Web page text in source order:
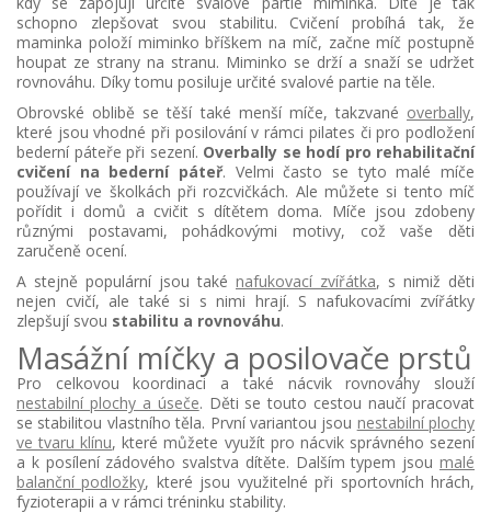
schopno zlepšovat svou stabilitu. Cvičení probíhá tak, že
maminka položí miminko bříškem na míč, začne míč postupně
houpat ze strany na stranu. Miminko se drží a snaží se udržet
rovnováhu. Díky tomu posiluje určité svalové partie na těle.
Obrovské oblibě se těší také menší míče, takzvané overbally,
které jsou vhodné při posilování v rámci pilates či pro podložení
bederní páteře při sezení. Overbally se hodí pro rehabilitační
cvičení na bederní páteř. Velmi často se tyto malé míče
používají ve školkách při rozcvičkách. Ale můžete si tento míč
pořídit i domů a cvičit s dítětem doma. Míče jsou zdobeny
různými postavami, pohádkovými motivy, což vaše děti
zaručeně ocení.
A stejně populární jsou také nafukovací zvířátka, s nimiž děti
nejen cvičí, ale také si s nimi hrají. S nafukovacími zvířátky
zlepšují svou stabilitu a rovnováhu.
Masážní míčky a posilovače prstů
Pro celkovou koordinaci a také nácvik rovnováhy slouží
nestabilní plochy a úseče. Děti se touto cestou naučí pracovat
se stabilitou vlastního těla. První variantou jsou nestabilní plochy
ve tvaru klínu, které můžete využít pro nácvik správného sezení
a k posílení zádového svalstva dítěte. Dalším typem jsou malé
balanční podložky, které jsou využitelné při sportovních hrách,
fyzioterapii a v rámci tréninku stability.